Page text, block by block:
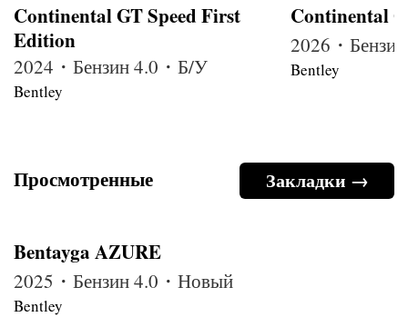
Continental GT Speed First
Edition
2024・Бензин 4.0・Б/У
Bentley
Continental
2026・
Bentley
Закладки →
Просмотренные
Bentayga AZURE
2025・Бензин 4.0・Новый
Bentley